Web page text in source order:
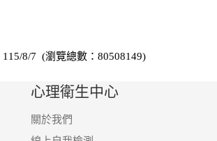
8/7 (瀏覽總數：80508149)
心理衛生中心
關於我們